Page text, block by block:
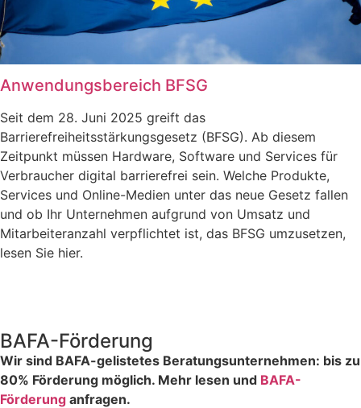
Anwendungsbereich BFSG
Seit dem 28. Juni 2025 greift das
Barrierefreiheitsstärkungsgesetz (BFSG). Ab diesem
Zeitpunkt müssen Hardware, Software und Services für
Verbraucher digital barrierefrei sein. Welche Produkte,
Services und Online-Medien unter das neue Gesetz fallen
und ob Ihr Unternehmen aufgrund von Umsatz und
Mitarbeiteranzahl verpflichtet ist, das BFSG umzusetzen,
lesen Sie hier.
BAFA-Förderung
Wir sind BAFA-gelistetes Beratungsunternehmen: bis zu
80% Förderung möglich. Mehr lesen und BAFA-
Förderung anfragen.